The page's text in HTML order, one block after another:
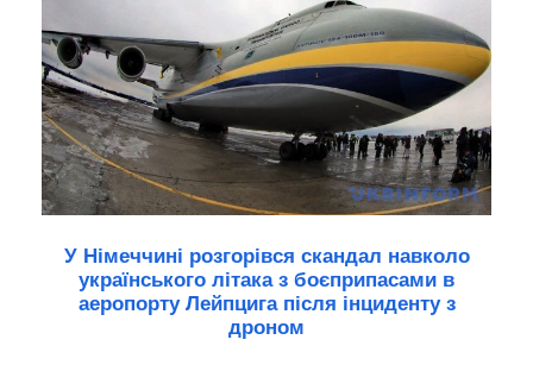
У Німеччині розгорівся скандал навколо
українського літака з боєприпасами в
аеропорту Лейпцига після інциденту з
дроном